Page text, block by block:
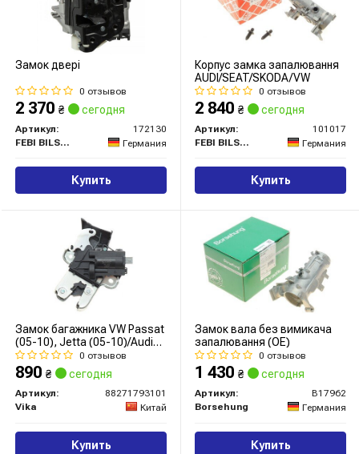
Замок двері
0 отзывов
2 370 ₴ сегодня
Артикул:
172130
FEBI BILSTEIN
Германия
Купить
Корпус замка запалювання
AUDI/SEAT/SKODA/VW
0 отзывов
2 840 ₴ сегодня
Артикул:
101017
FEBI BILSTEIN
Германия
Купить
Замок багажника VW Passat
(05-10), Jetta (05-10)/Audi
A4 (04-15), A6 (04-11)
(88271793101) vika
0 отзывов
890 ₴ сегодня
Артикул:
88271793101
Vika
Китай
Купить
Замок вала без вимикача
запалювання (OE)
0 отзывов
1 430 ₴ сегодня
Артикул:
B17962
Borsehung
Германия
Купить